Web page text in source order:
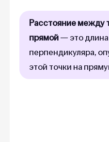
Расстояние между
прямой— это длина
перпендикуляра,
этой точки на